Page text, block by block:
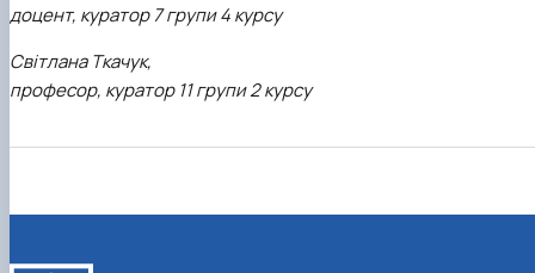
доцент, куратор 7 групи 4 курсу
Світлана Ткачук,
професор, куратор 11 групи 2 курсу